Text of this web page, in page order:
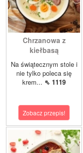
Chrzanowa z
kiełbasą
Na świątecznym stole i
nie tylko poleca się
krem... ⇖ 1119
Zobacz przepis!